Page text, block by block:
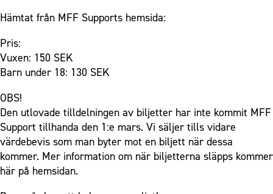
Hämtat från MFF Supports hemsida:
Pris:
Vuxen: 150 SEK
Barn under 18: 130 SEK
OBS!
Den utlovade tilldelningen av biljetter har inte kommit MFF
Support tillhanda den 1:e mars. Vi säljer tills vidare
värdebevis som man byter mot en biljett när dessa
kommer. Mer information om när biljetterna släpps kommer
här på hemsidan.